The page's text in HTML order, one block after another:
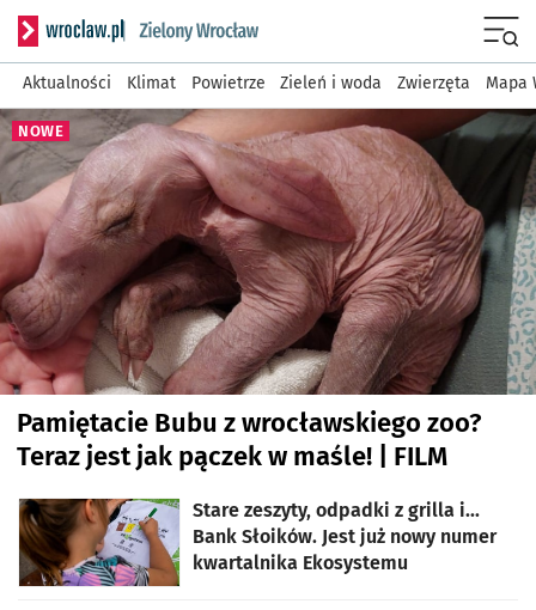
Serwis informacyjny
Aktualności Klimat Powietrze Zieleń i woda Zwierzęta Mapa
Najnowsze artykuły
NOWE
Pamiętacie Bubu z wrocławskiego zoo?
Teraz jest jak pączek w maśle! | FILM
Stare zeszyty, odpadki z grilla i...
Bank Słoików. Jest już nowy numer
kwartalnika Ekosystemu